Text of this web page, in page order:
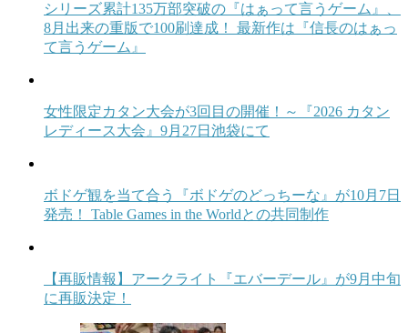
シリーズ累計135万部突破の『はぁって言うゲーム』、
8月出来の重版で100刷達成！ 最新作は『信長のはぁっ
て言うゲーム』
女性限定カタン大会が3回目の開催！～『2026 カタン
レディース大会』9月27日池袋にて
ボドゲ観を当て合う『ボドゲのどっちーな』が10月7日
発売！ Table Games in the Worldとの共同制作
【再販情報】アークライト『エバーデール』が9月中旬
に再販決定！